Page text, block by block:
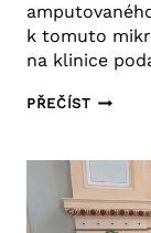
k tomuto
na klinice
PŘEČÍST
RADÍ,